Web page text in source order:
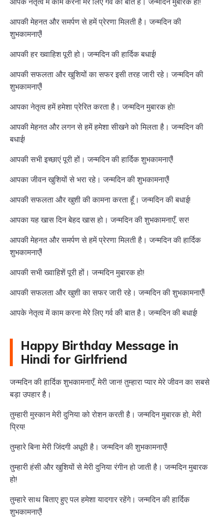
आपकी मेहनत और समर्पण से हमें प्रेरणा मिलती है। जन्मदिन की
शुभकामनाएँ!
आपकी हर ख्वाहिश पूरी हो। जन्मदिन की हार्दिक बधाई!
आपकी सफलता और खुशियों का सफर इसी तरह जारी रहे। जन्मदिन की
शुभकामनाएँ!
आपका नेतृत्व हमें हमेशा प्रेरित करता है। जन्मदिन मुबारक हो!
आपकी मेहनत और लगन से हमें हमेशा सीखने को मिलता है। जन्मदिन की
बधाई!
आपकी सभी इच्छाएं पूरी हों। जन्मदिन की हार्दिक शुभकामनाएँ!
आपका जीवन खुशियों से भरा रहे। जन्मदिन की शुभकामनाएँ!
आपकी सफलता और खुशी की कामना करता हूँ। जन्मदिन की बधाई!
आपका यह खास दिन बेहद खास हो। जन्मदिन की शुभकामनाएँ, सर!
आपकी मेहनत और समर्पण से हमें प्रेरणा मिलती है। जन्मदिन की हार्दिक
शुभकामनाएँ!
आपकी सभी ख्वाहिशें पूरी हों। जन्मदिन मुबारक हो!
आपकी सफलता और खुशी का सफर जारी रहे। जन्मदिन की शुभकामनाएँ!
आपके नेतृत्व में काम करना मेरे लिए गर्व की बात है। जन्मदिन की बधाई!
Happy Birthday Message in
Hindi for Girlfriend
जन्मदिन की हार्दिक शुभकामनाएँ, मेरी जान! तुम्हारा प्यार मेरे जीवन का सबसे
बड़ा उपहार है।
तुम्हारी मुस्कान मेरी दुनिया को रोशन करती है। जन्मदिन मुबारक हो, मेरी
प्रिय!
तुम्हारे बिना मेरी जिंदगी अधूरी है। जन्मदिन की शुभकामनाएँ!
तुम्हारी हंसी और खुशियों से मेरी दुनिया रंगीन हो जाती है। जन्मदिन मुबारक
हो!
तुम्हारे साथ बिताए हुए पल हमेशा यादगार रहेंगे। जन्मदिन की हार्दिक
शुभकामनाएँ!